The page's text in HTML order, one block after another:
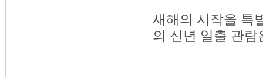
새해의 시작을 특
의 신년 일출 관